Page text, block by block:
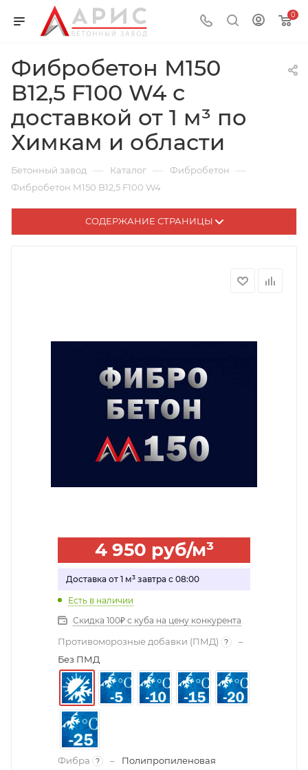
0
Фибробетон М150
В12,5 F100 W4 с
доставкой от 1 м³ по
Химкам и области
Бетонный завод — Каталог — Фибробетон —
Фибробетон М150 B12,5 F100 W4
СОДЕРЖАНИЕ СТРАНИЦЫ
4 950 руб/м³
Доставка от 1 м³ завтра с 08:00
Есть в наличии
Скидка 100₽ с куба на цену конкурента
Противоморозные добавки (ПМД) ?
–
Без ПМД
Фибра ? – Полипропиленовая